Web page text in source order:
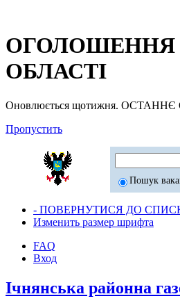
ОГОЛОШЕННЯ
ОБЛАСТІ
Оновлюється щотижня. ОСТАННЄ
Пропустить
Пошук
- ПОВЕРНУТИСЯ ДО
Изменить размер шрифта
FAQ
Вход
Ічнянська районна